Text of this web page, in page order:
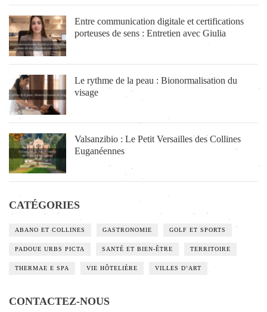
Entre communication digitale et certifications
porteuses de sens : Entretien avec Giulia
Le rythme de la peau : Bionormalisation du
visage
Valsanzibio : Le Petit Versailles des Collines
Euganéennes
CATÉGORIES
ABANO ET COLLINES GASTRONOMIE GOLF ET SPORTS
PADOUE URBS PICTA SANTÉ ET BIEN-ÊTRE TERRITOIRE
THERMAE E SPA VIE HÔTELIÈRE VILLES D’ART
CONTACTEZ-NOUS